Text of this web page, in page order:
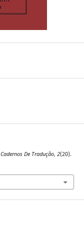
Cadernos De Tradução, 2(20).